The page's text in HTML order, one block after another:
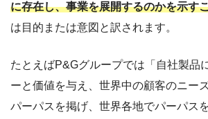
に存在し、事業を展開するのかを示す
は目的または意図と訳されます。
たとえばP&Gグループでは「自社製品
ーと価値を与え、世界中の顧客のニー
パーパスを掲げ、世界各地でパーパス